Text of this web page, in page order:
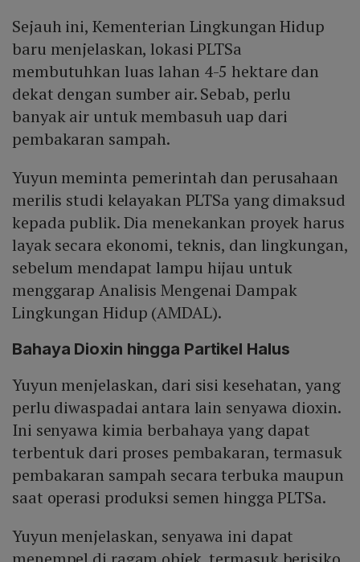
Sejauh ini, Kementerian Lingkungan Hidup
baru menjelaskan, lokasi PLTSa
membutuhkan luas lahan 4-5 hektare dan
dekat dengan sumber air. Sebab, perlu
banyak air untuk membasuh uap dari
pembakaran sampah.
Yuyun meminta pemerintah dan perusahaan
merilis studi kelayakan PLTSa yang dimaksud
kepada publik. Dia menekankan proyek harus
layak secara ekonomi, teknis, dan lingkungan,
sebelum mendapat lampu hijau untuk
menggarap Analisis Mengenai Dampak
Lingkungan Hidup (AMDAL).
Bahaya Dioxin hingga Partikel Halus
Yuyun menjelaskan, dari sisi kesehatan, yang
perlu diwaspadai antara lain senyawa dioxin.
Ini senyawa kimia berbahaya yang dapat
terbentuk dari proses pembakaran, termasuk
pembakaran sampah secara terbuka maupun
saat operasi produksi semen hingga PLTSa.
Yuyun menjelaskan, senyawa ini dapat